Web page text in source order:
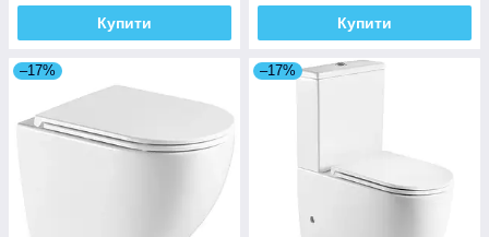
Купити Купити
–17% –17%